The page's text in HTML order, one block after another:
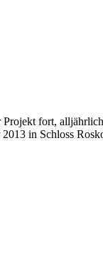
fort,
in Schloss